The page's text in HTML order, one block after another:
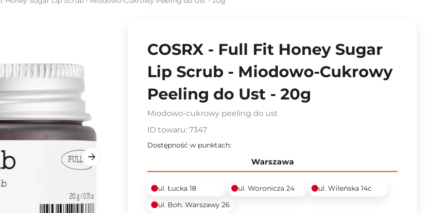
COSRX - Full Fit Honey Sugar
Lip Scrub - Miodowo-Cukrowy
Peeling do Ust - 20g
Miodowo-cukrowy peeling do ust
ID towaru: 7347
Dostępność w punktach:
Warszawa
ul. Łucka 18 ul. Woronicza 24
ul. Wileńska 14c
ul. Boh. Warszawy 26